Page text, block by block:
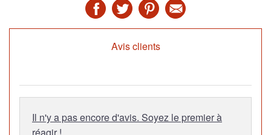
Avis clients
Il n'y a pas encore d'avis. Soyez le premier à
réagir !